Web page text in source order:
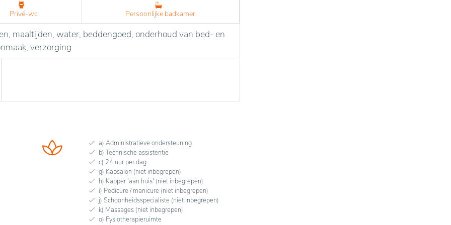
Privé-wc Persoonlijke badkamer
maaltijden, water, beddengoed, onderhoud van bed- en
verzorging
a) Administratieve ondersteuning
b) Technische assistentie
c) 24 uur per dag
g) Kapsalon (niet inbegrepen)
h) Kapper 'aan huis' (niet inbegrepen)
i) Pedicure / manicure (niet inbegrepen)
j) Schoonheidsspecialiste (niet inbegrepen)
k) Massages (niet inbegrepen)
o) Fysiotherapieruimte